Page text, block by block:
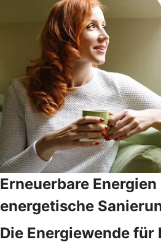
Erneuerbare Energien
energetische
Die Energiewende für